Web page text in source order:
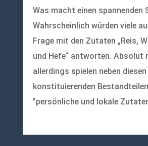
Was macht einen spannenden
Wahrscheinlich würden viele
Frage mit den Zutaten „Reis,
und Hefe“ antworten. Absolut
allerdings spielen neben diesen
konstituierenden
"persönliche und lokale